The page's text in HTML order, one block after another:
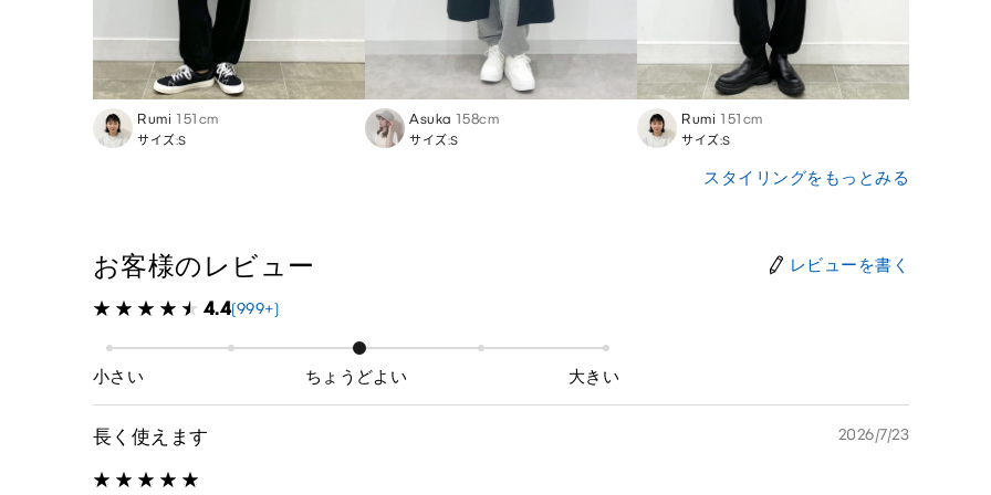
Rumi 151cm
サイズ:S
Asuka 158cm
サイズ:S
Rumi 151cm
サイズ:S
スタイリングをもっとみる
お客様のレビュー レビューを書く
4.4(999+)
小さい ちょうどよい 大きい
長く使えます 2026/7/23